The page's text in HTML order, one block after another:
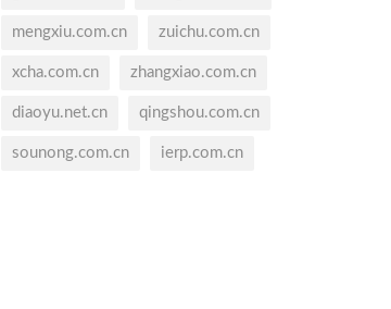
mengxiu.com.cn zuichu.com.cn
xcha.com.cn zhangxiao.com.cn
diaoyu.net.cn qingshou.com.cn
sounong.com.cn ierp.com.cn